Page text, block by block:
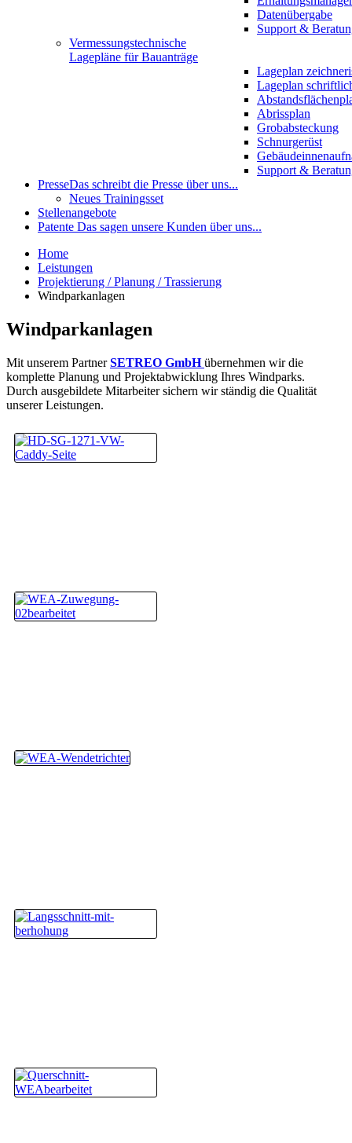
Datenübergabe
Support &
Vermessungstechnische
Lagepläne für Bauanträge
Lageplan
Lageplan
Abrissplan
Grobabsteckung
Schnurgerüst
Support &
PresseDas schreibt die Presse über uns...
Neues Trainingsset
Stellenangebote
Patente Das sagen unsere Kunden über uns...
Home
Leistungen
Projektierung / Planung / Trassierung
Windparkanlagen
Windparkanlagen
Mit unserem PartnerSETREO GmbHübernehmen wir die
komplette Planung und Projektabwicklung Ihres Windparks.
Durch ausgebildete Mitarbeiter sichern wir ständig die Qualität
unserer Leistungen.